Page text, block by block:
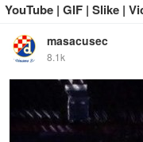
YouTube | GIF | Slike |
masacusec
8.1k